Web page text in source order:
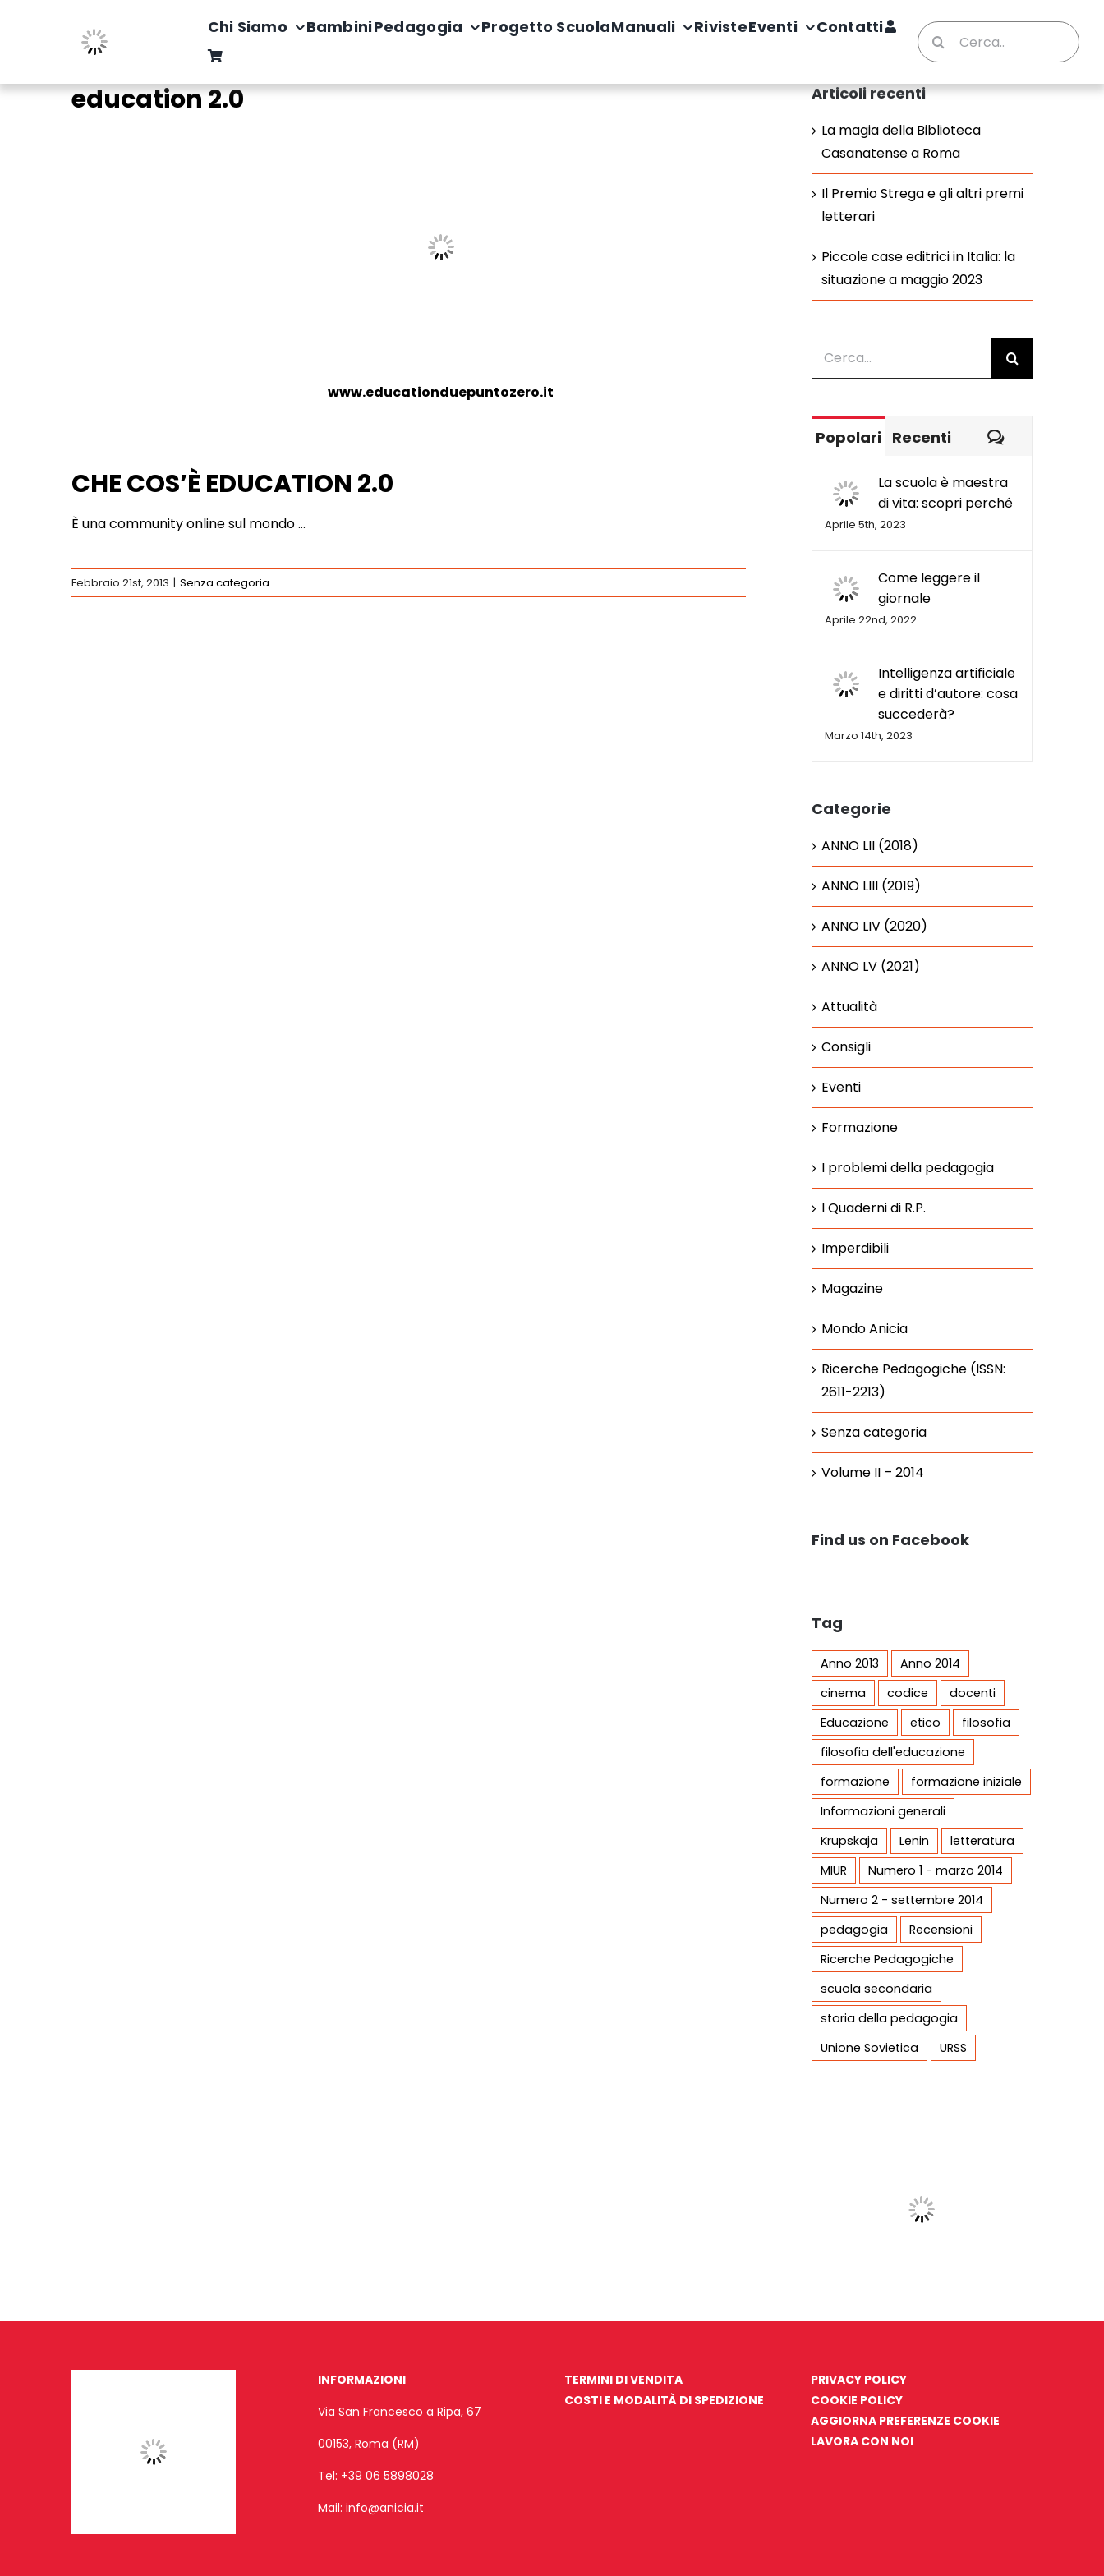
Chi Siamo BambiniPedagogia Progetto ScuolaManuali RivisteEventi Contatti
Cerca
per:
education 2.0
www.educationduepuntozero.it
CHE COS’È EDUCATION 2.0
È una community online sul mondo …
Febbraio 21st, 2013 | Senza categoria
Articoli recenti
La magia della Biblioteca
Casanatense a Roma
Il Premio Strega e gli altri premi
letterari
Piccole case editrici in Italia: la
situazione a maggio 2023
Popolari Recenti Commenti
La scuola è maestra
di vita: scopri perché
Aprile 5th, 2023
Come leggere il
giornale
Aprile 22nd, 2022
Intelligenza artificiale
e diritti d’autore: cosa
succederà?
Marzo 14th, 2023
Categorie
ANNO LII (2018)
ANNO LIII (2019)
ANNO LIV (2020)
ANNO LV (2021)
Attualità
Consigli
Eventi
Formazione
I problemi della pedagogia
I Quaderni di R.P.
Imperdibili
Magazine
Mondo Anicia
Ricerche Pedagogiche (ISSN:
2611-2213)
Senza categoria
Volume II – 2014
Find us on Facebook
Tag
Anno 2013
Anno 2014
cinema
codice
docenti
Educazione
etico
filosofia
filosofia dell'educazione
formazione
formazione iniziale
Informazioni generali
Krupskaja
Lenin
letteratura
MIUR
Numero 1 - marzo 2014
Numero 2 - settembre 2014
pedagogia
Recensioni
Ricerche Pedagogiche
scuola secondaria
storia della pedagogia
Unione Sovietica
URSS
INFORMAZIONI
Via San Francesco a Ripa, 67
00153, Roma (RM)
Tel: +39 06 5898028
Mail: info@anicia.it
TERMINI DI VENDITA
COSTI E MODALITÀ DI SPEDIZIONE
PRIVACY POLICY
COOKIE POLICY
AGGIORNA PREFERENZE COOKIE
LAVORA CON NOI